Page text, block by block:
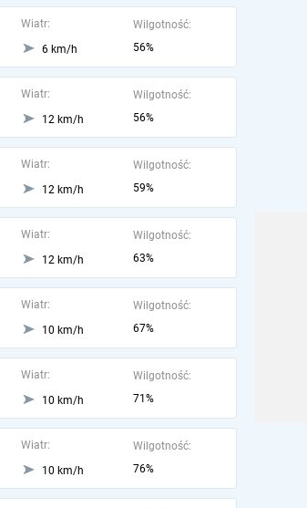
Wiatr:
6 km/h
Wilgotność:
56%
Wiatr:
12 km/h
Wilgotność:
56%
Wiatr:
12 km/h
Wilgotność:
59%
Wiatr:
12 km/h
Wilgotność:
63%
Wiatr:
10 km/h
Wilgotność:
67%
Wiatr:
10 km/h
Wilgotność:
71%
Wiatr:
10 km/h
Wilgotność:
76%